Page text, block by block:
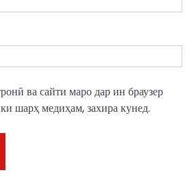
ва сайти маро дар ин браузер
шарҳ медиҳам, захира кунед.